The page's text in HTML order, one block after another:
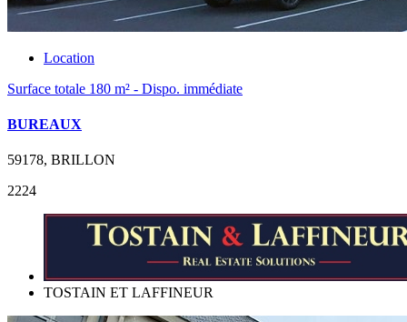
Location
Surface totale 180 m² - Dispo. immédiate
BUREAUX
59178, BRILLON
2224
TOSTAIN ET LAFFINEUR